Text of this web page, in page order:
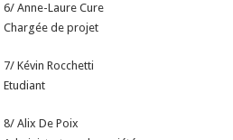
6/ Anne-Laure Cure
Chargée de projet
7/ Kévin Rocchetti
Etudiant
8/ Alix De Poix